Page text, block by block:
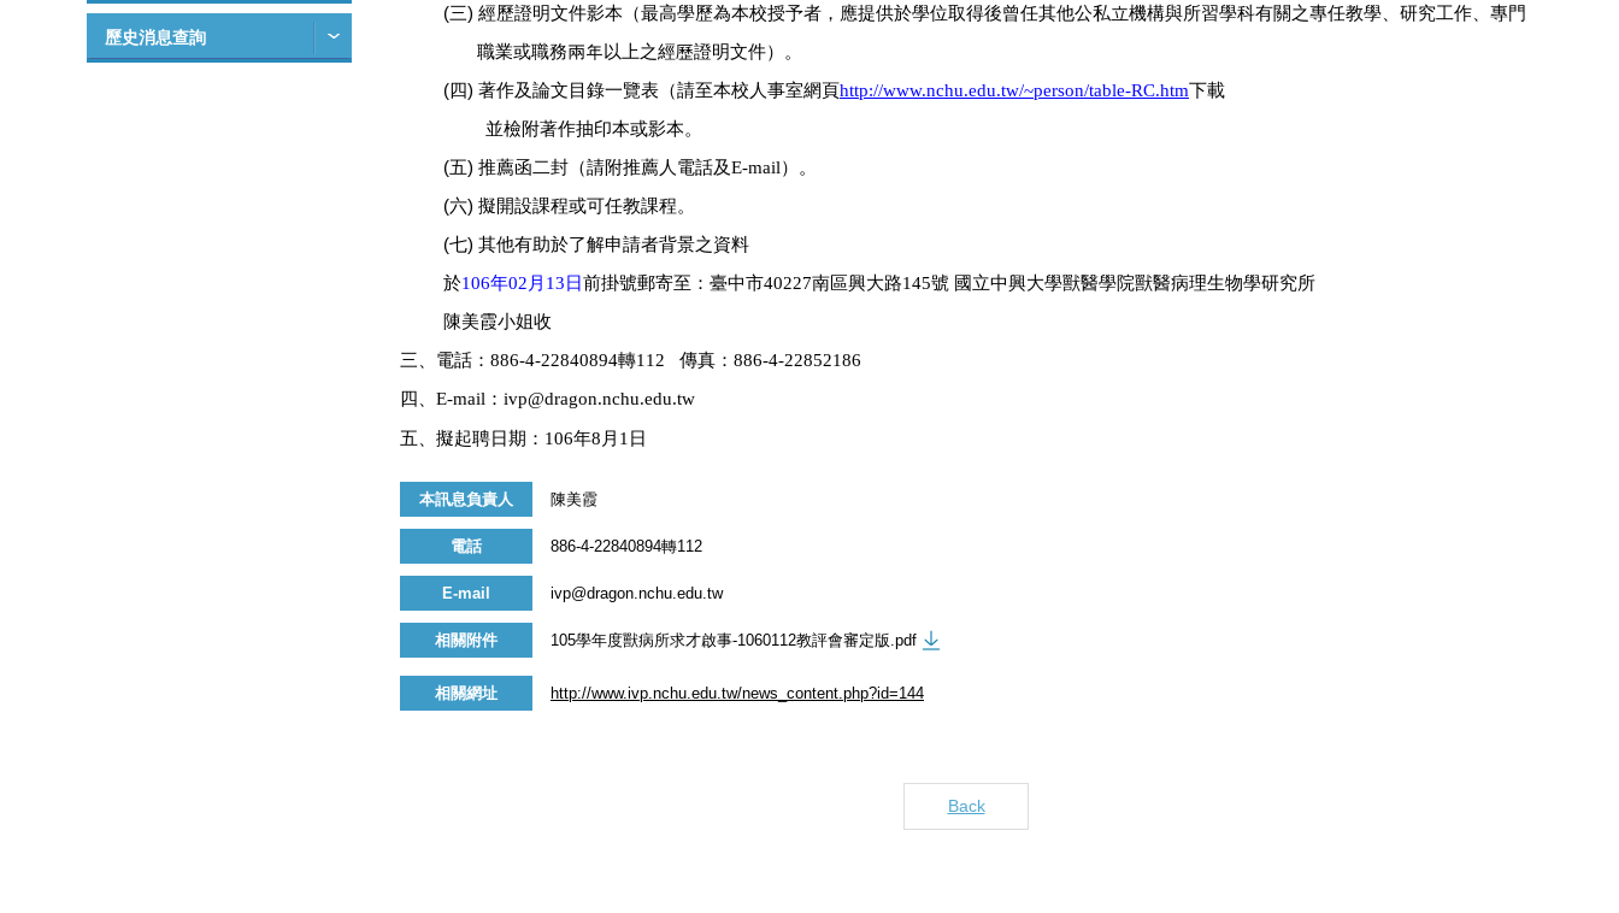
歷史消息查詢
(三) 經歷證明文件影本（最高學歷為本校授予者，應提供於學位取得後曾任其他公私立機構與所習學科有關之專任教學、研究工作、專門
職業或職務兩年以上之經歷證明文件）。
(四) 著作及論文目錄一覽表（請至本校人事室網頁http://www.nchu.edu.tw/~person/table-RC.htm下載
並檢附著作抽印本或影本。
(五) 推薦函二封（請附推薦人電話及E-mail）。
(六) 擬開設課程或可任教課程。
(七) 其他有助於了解申請者背景之資料
於106年02 月 13 日前掛號郵寄至：臺中市40227南區興大路145號 國立中興大學獸醫學院獸醫病理生物學研究所
陳美霞小姐收
三、電話： 886-4-22840894轉112 傳真： 886-4-22852186
四、 E-mail ： ivp@dragon.nchu.edu.tw
五、擬起聘日期： 106年8 月 1 日
本訊息負責人 陳美霞
電話 886-4-22840894轉112
E-mail ivp@dragon.nchu.edu.tw
相關附件 105學年度獸病所求才啟事-1060112教評會審定版.pdf
相關網址 http://www.ivp.nchu.edu.tw/news_content.php?id=144
Back